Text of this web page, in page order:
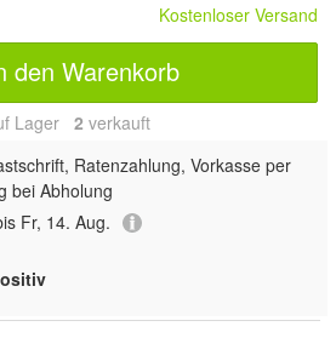
Kostenloser Versand
den Warenkorb
Lager 2 verkauft
Ratenzahlung, Vorkasse per
bei Abholung
Fr, 14. Aug.